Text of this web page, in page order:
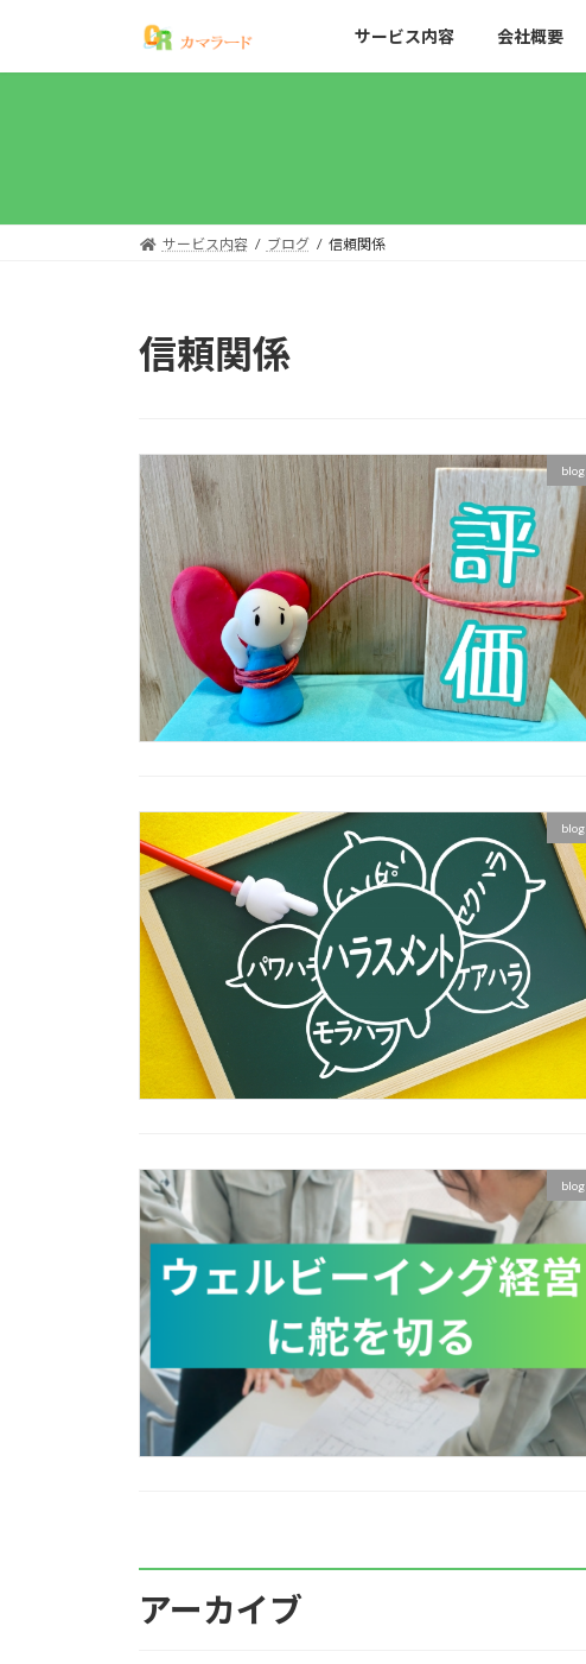
テ
ゲ
サービス内容 会社概要
サービス内容 ブログ 信頼関係
信頼関係
blog
blog
blog
アーカイブ